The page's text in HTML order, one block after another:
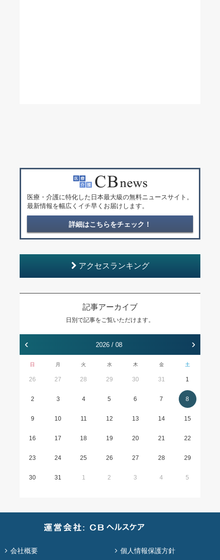
医療・介護に特化した日本最大級の無料ニュースサイト。
最新情報を幅広くイチ早くお届けします。
詳細はこちらをチェック！
アクセスランキング
記事アーカイブ
日別で記事をご覧いただけます。
‹ 2026 / 08 ›
日 月 火 水 木 金 土
26 27 28 29 30 31 1
2 3 4 5 6 7 8
9 10 11 12 13 14 15
16 17 18 19 20 21 22
23 24 25 26 27 28 29
30 31 1 2 3 4 5
会社概要 個人情報保護方針